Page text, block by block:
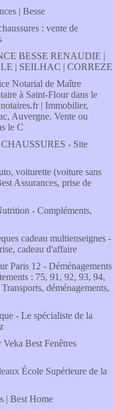
| Besse
: vente de
BESSE RENAUDIE |
| SEILHAC | CORREZE
Notarial de Maître
à Saint-Flour dans le
| Immobilier,
Auvergne. Vente ou
le C
- Site
voiturette (voiture sans
Assurances, prise de
- Compléments,
cadeau multienseignes -
cadeau d'affaire
Paris 12 - Déménagements
: 75, 91, 92, 93, 94,
déménagements,
- Le spécialiste de la
Veka Best Fenêtres
École Supérieure de la
| Best Home